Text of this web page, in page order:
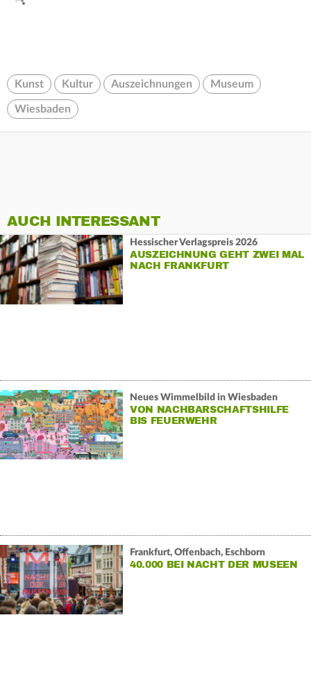
Kunst Kultur Auszeichnungen Museum
Wiesbaden
AUCH INTERESSANT
Hessischer Verlagspreis 2026
AUSZEICHNUNG GEHT ZWEI MAL
NACH FRANKFURT
Neues Wimmelbild in Wiesbaden
VON NACHBARSCHAFTSHILFE
BIS FEUERWEHR
Frankfurt, Offenbach, Eschborn
40.000 BEI NACHT DER MUSEEN